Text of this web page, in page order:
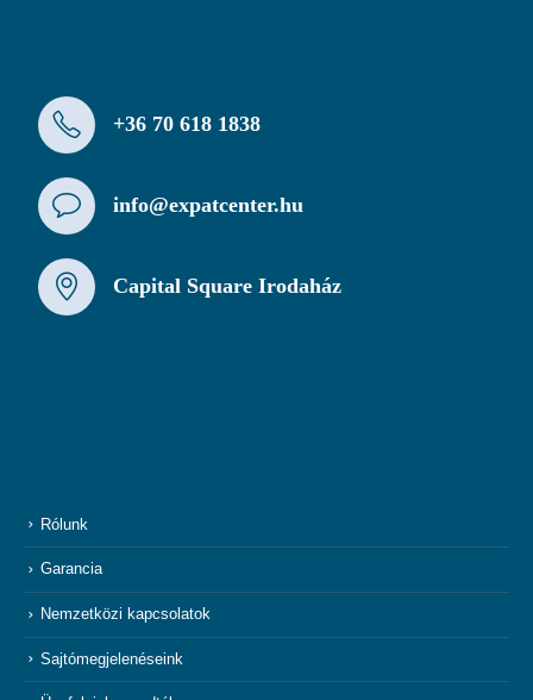
+36 70 618 1838
info@expatcenter.hu
Capital Square Irodaház
Rólunk
Garancia
Nemzetközi kapcsolatok
Sajtómegjelenéseink